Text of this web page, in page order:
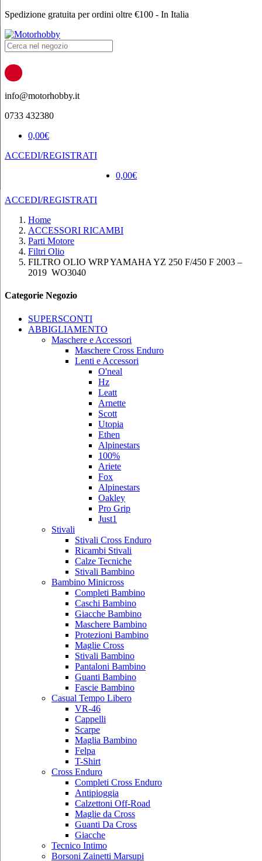
Spedizione gratuita per ordini oltre €100 - In Italia
Products
search
info@motorhobby.it
0733 432380
0,00€
ACCEDI/REGISTRATI
0,00€
ACCEDI/REGISTRATI
Home
ACCESSORI RICAMBI
Parti Motore
Filtri Olio
FILTRO OLIO WRP YAMAHA YZ 250 F/450 F 2003 –
2019 WO3040
Categorie Negozio
SUPERSCONTI
ABBIGLIAMENTO
Maschere e Accessori
Maschere Cross Enduro
Lenti e Accessori
O'neal
Hz
Leatt
Arnette
Scott
Utopia
Ethen
Alpinestars
100%
Ariete
Fox
Alpinestars
Oakley
Pro Grip
Just1
Stivali
Stivali Cross Enduro
Ricambi Stivali
Calze Tecniche
Stivali Bambino
Bambino Minicross
Completi Bambino
Caschi Bambino
Giacche Bambino
Maschere Bambino
Protezioni Bambino
Maglie Cross
Stivali Bambino
Pantaloni Bambino
Guanti Bambino
Fascie Bambino
Casual Tempo Libero
VR-46
Cappelli
Scarpe
Maglia Bambino
Felpa
T-Shirt
Cross Enduro
Completi Cross Enduro
Antipioggia
Calzettoni Off-Road
Maglie da Cross
Guanti Da Cross
Giacche
Tecnico Intimo
Borsoni Zainetti Marsupi